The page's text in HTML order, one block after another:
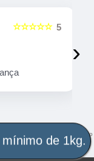
5
☆☆☆☆☆
›
Latão Sergipe
" é de direito
links, é proibida sem a
184 do Código Penal – Lei
mínimo de 1kg.